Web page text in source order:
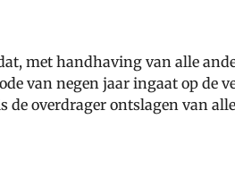
met handhaving van alle
van negen jaar ingaat op de
de overdrager ontslagen van